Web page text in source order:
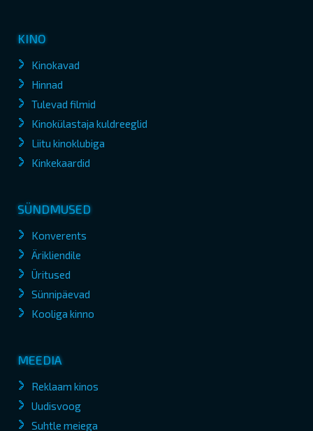
KINO
Kinokavad
Hinnad
Tulevad filmid
Kinokülastaja kuldreeglid
Liitu kinoklubiga
Kinkekaardid
SÜNDMUSED
Konverents
Ärikliendile
Üritused
Sünnipäevad
Kooliga kinno
MEEDIA
Reklaam kinos
Uudisvoog
Suhtle meiega